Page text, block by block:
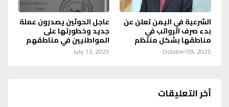
الشرعية في اليمن تعلن عن
بدء صرف الرواتب في
مناطقها بشكل منتظم
October 09, 2025
عاجل الحوثين يصدرون عملة
جديد وخطورتها على
المواطنيين في مناطقهم
July 13, 2025
آخر التعليقات